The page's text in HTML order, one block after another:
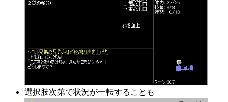
選択肢次第で状況が一転することも